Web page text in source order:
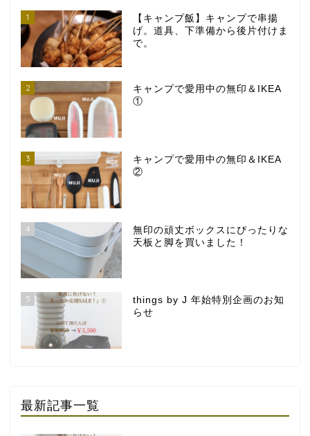
1
【キャンプ飯】キャンプで串揚
げ。道具、下準備から後片付けま
で。
2
キャンプで愛用中の無印＆IKEA
①
3
キャンプで愛用中の無印＆IKEA
②
4
無印の頑丈ボックスにぴったりな
天板と脚を買いました！
5
things by J 年始特別企画のお知
らせ
最新記事一覧